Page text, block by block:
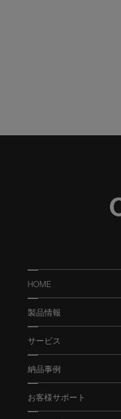
HOME
製品情報
サービス
納品事例
お客様サポート